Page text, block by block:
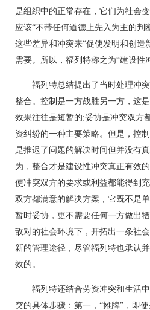
是组织中的正常存在，它们为社会
应该“不带任何道德上先入为主的判
这些差异和冲突来“促使发明和创造
需要。所以，福列特称之为“建设性
福列特总结提出了当时处理冲突
整合。控制是一方战胜另一方，这
效果往往是短暂的;妥协是冲突双方
资纠纷的一种主要策略。但是，控
是推迟了问题的解决时间但并没有
为，整合才是建设性冲突真正有效
使冲突双方的要求或利益都能得到
双方都满意的解决方案，它既不是
暂时妥协，更不需要任何一方做出
敌对的社会环境下，开拓出一条社
新的管理途径，尽管福列特也承认
效的。
福列特还结合劳资冲突和生活中
突的具体步骤：第一，“摊牌”，即